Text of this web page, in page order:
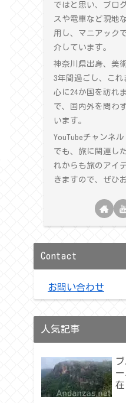
ではと思い、ブロ
スや電車など現地
用し、マニアック
介しています。
神奈川県出身、美
3年間過ごし、こ
心に24か国を訪れ
で、国内外を問わ
います。
YouTubeチャンネ
でも、旅に関連し
れからも旅のアイ
きますので、ぜひ
Contact
お問い合わせ
人気記事
在